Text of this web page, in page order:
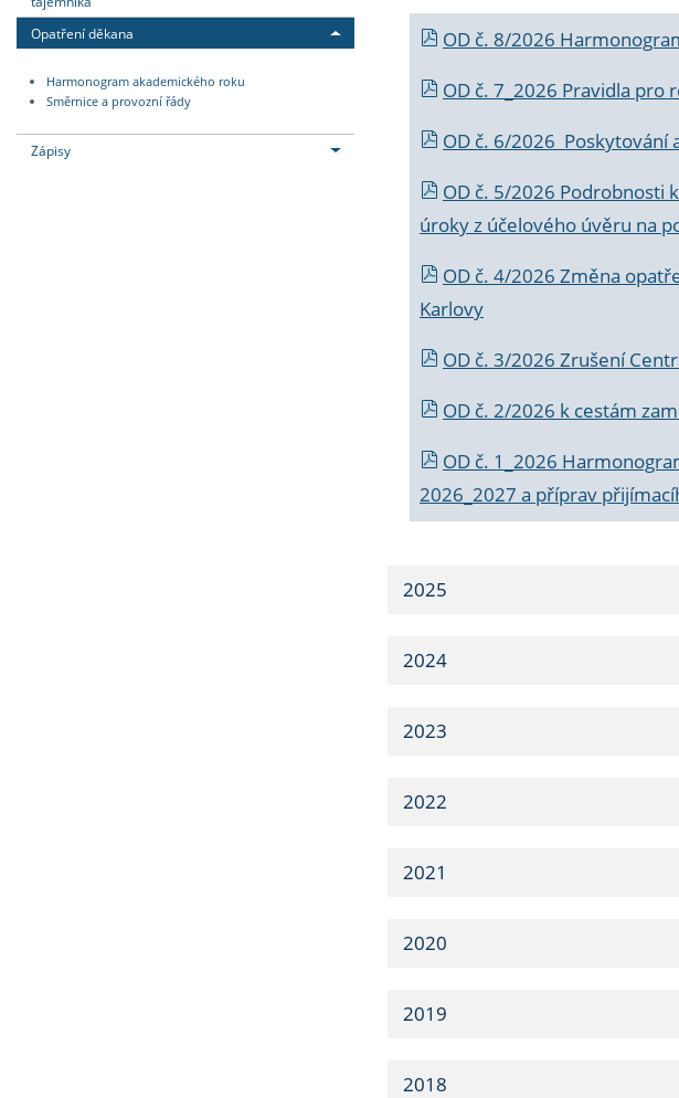
Opatření děkana
Harmonogram akademického roku
Směrnice a provozní řády
Zápisy
OD č. 8/2026
OD č. 7_2026 Pravidla pro
OD č. 6/2026 Poskytování
OD č. 5/2026 Podrobnosti
úroky z účelového úvěru na
OD č. 4/2026 Změna
Karlovy
OD č. 3/2026 Zrušení
OD č. 2/2026 k cestám
OD č. 1_2026
2026_2027 a příprav
2025
2024
2023
2022
2021
2020
2019
2018